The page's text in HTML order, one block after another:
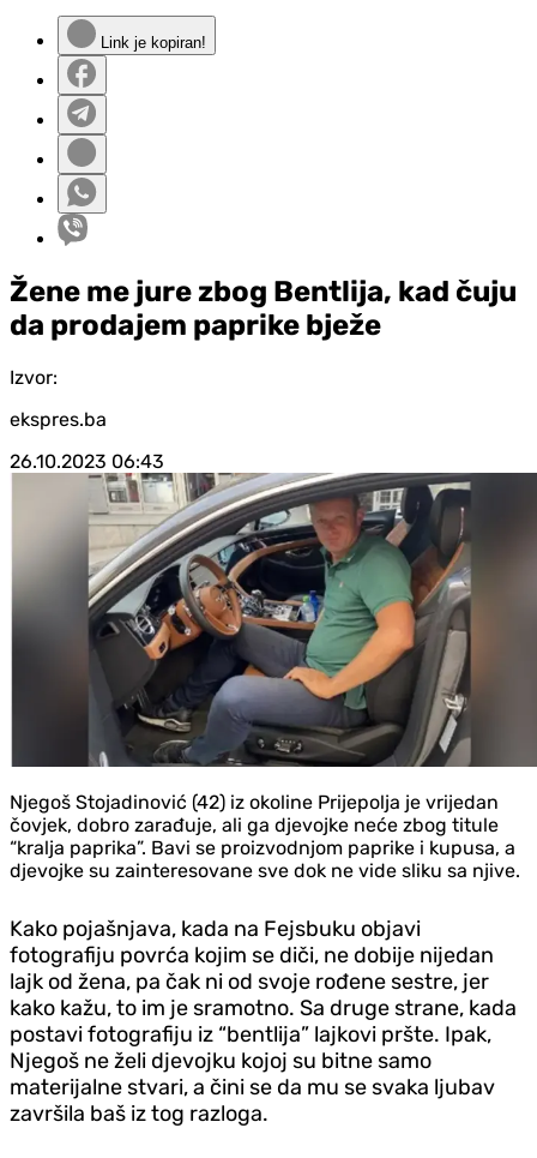
Link je kopiran!
Žene me jure zbog Bentlija, kad čuju
da prodajem paprike bježe
Izvor:
ekspres.ba
26.10.2023 06:43
Njegoš Stojadinović (42) iz okoline Prijepolja je vrijedan
čovjek, dobro zarađuje, ali ga d‌jevojke neće zbog titule
“kralja paprika”. Bavi se proizvodnjom paprike i kupusa, a
d‌jevojke su zainteresovane sve dok ne vide sliku sa njive.
Kako pojašnjava, kada na Fejsbuku objavi
fotografiju povrća kojim se diči, ne dobije nijedan
lajk od žena, pa čak ni od svoje rođene sestre, jer
kako kažu, to im je sramotno. Sa druge strane, kada
postavi fotografiju iz “bentlija” lajkovi pršte. Ipak,
Njegoš ne želi d‌jevojku kojoj su bitne samo
materijalne stvari, a čini se da mu se svaka ljubav
završila baš iz tog razloga.